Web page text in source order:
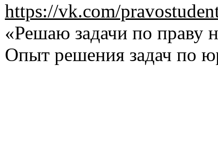
https://vk.com/
«Решаю задачи по праву
Опыт решения задач по